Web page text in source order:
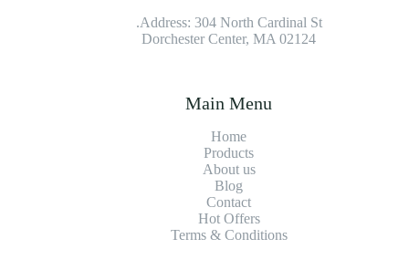
Address: 304 North Cardinal St.
Dorchester Center, MA 02124
Main Menu
Home
Products
About us
Blog
Contact
Hot Offers
Terms & Conditions